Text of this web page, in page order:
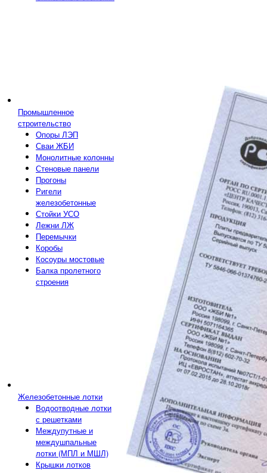
Промышленное
строительство
Опоры ЛЭП
Сваи ЖБИ
Монолитные колонны
Стеновые панели
Прогоны
Ригели
железобетонные
Стойки УСО
Лежни ЛЖ
Перемычки
Коробы
Косоуры мостовые
Балка пролетного
строения
Железобетонные лотки
Водоотводные лотки
с решетками
Междупутные и
междушпальные
лотки (МПЛ и МШЛ)
Крышки лотков